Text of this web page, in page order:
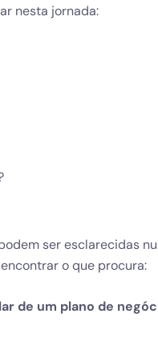
nesta jornada:
ser esclarecidas
o que procura:
de um plano de